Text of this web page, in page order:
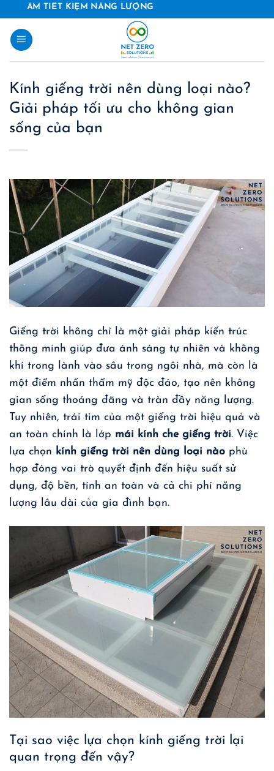
content
KIỆM NĂNG LƯỢNG
Kính giếng trời nên dùng loại nào?
Giải pháp tối ưu cho không gian
sống của bạn
Giếng trời không chỉ là một giải pháp kiến trúc
thông minh giúp đưa ánh sáng tự nhiên và không
khí trong lành vào sâu trong ngôi nhà, mà còn là
một điểm nhấn thẩm mỹ độc đáo, tạo nên không
gian sống thoáng đãng và tràn đầy năng lượng.
Tuy nhiên, trái tim của một giếng trời hiệu quả và
an toàn chính là lớp mái kính che giếng trời. Việc
lựa chọn kính giếng trời nên dùng loại nào phù
hợp đóng vai trò quyết định đến hiệu suất sử
dụng, độ bền, tính an toàn và cả chi phí năng
lượng lâu dài của gia đình bạn.
Tại sao việc lựa chọn kính giếng trời lại
quan trọng đến vậy?